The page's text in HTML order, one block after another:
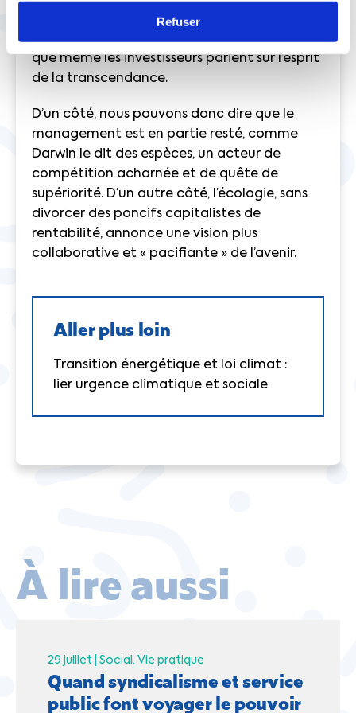
Refuser
les leaders de la lutte contre le
réchauffement climatique. Nous voyons bien
que même les investisseurs parient sur l’esprit
de la transcendance.
D’un côté, nous pouvons donc dire que le
management est en partie resté, comme
Darwin le dit des espèces, un acteur de
compétition acharnée et de quête de
supériorité. D’un autre côté, l’écologie, sans
divorcer des poncifs capitalistes de
rentabilité, annonce une vision plus
collaborative et « pacifiante » de l’avenir.
Aller plus loin
Transition énergétique et loi climat :
lier urgence climatique et sociale
À lire aussi
29 juillet | Social Vie pratique
Quand syndicalisme et service
public font voyager le pouvoir